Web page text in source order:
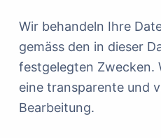
Wir behandeln Ihre
gemäss den in dieser
festgelegten Zwecken.
eine transparente und
Bearbeitung.